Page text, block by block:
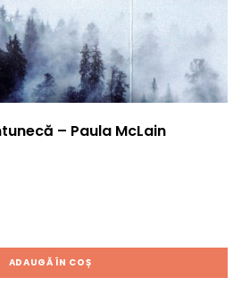
– Paula McLain
ADAUGĂ ÎN COȘ